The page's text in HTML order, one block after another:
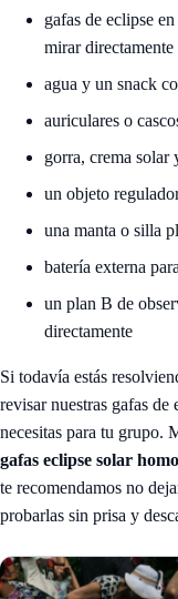
gafas de eclipse
mirar directamente
agua y un snack
auriculares o
gorra, crema solar
un objeto
una manta o silla
batería externa
un plan B de
directamente
Si todavía estás
revisar nuestras gafas de
necesitas para tu grupo.
gafas eclipse solar
te recomendamos no
probarlas sin prisa y